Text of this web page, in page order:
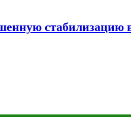
стабилизацию